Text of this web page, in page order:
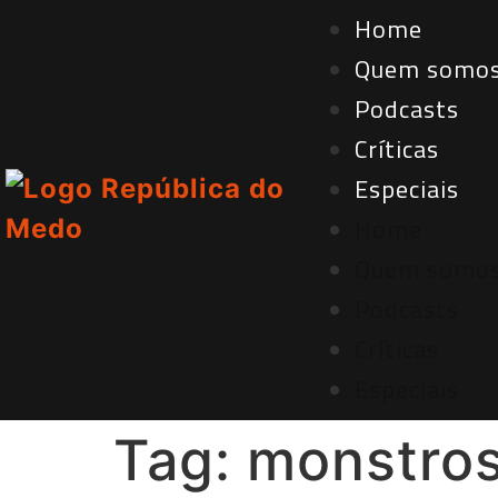
Home
Quem
Podcasts
Críticas
Especiais
Tag: